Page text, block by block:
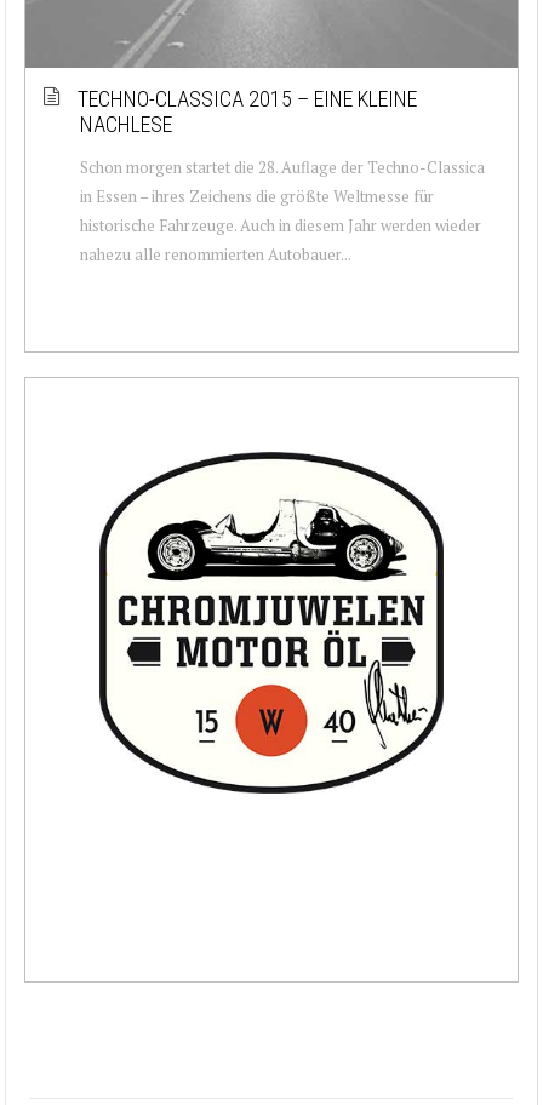
TECHNO-CLASSICA 2015 – EINE KLEINE
NACHLESE
Schon morgen startet die 28. Auflage der Techno-Classica
in Essen – ihres Zeichens die größte Weltmesse für
historische Fahrzeuge. Auch in diesem Jahr werden wieder
nahezu alle renommierten Autobauer...